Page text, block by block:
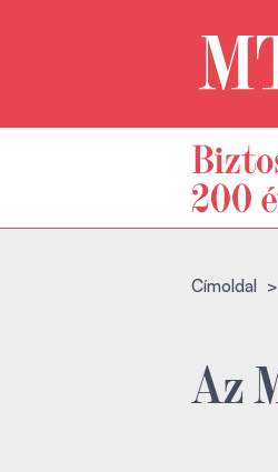
Címoldal
Az